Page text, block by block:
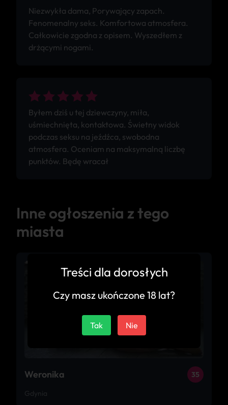
Niezwykła dama, Porywający zapach.
Fenomenalny seks. Komfortowa atmosfera.
Całkowicie zgodna z opisem. Wyszedłem z
drżącymi nogami.
Byłem dziś u tej dziewczyny, miła,
uśmiechnięta, kontaktowa. Świetny widok
podczas seksu na jeźdźca, swobodna
atmosfera. Oceniam na maksymalną liczbę
punktów. Będę wracał
Inne ogłoszenia z tego
miasta
Weronika 35
Gdynia
Treści dla dorosłych
Czy masz ukończone 18 lat?
Tak Nie